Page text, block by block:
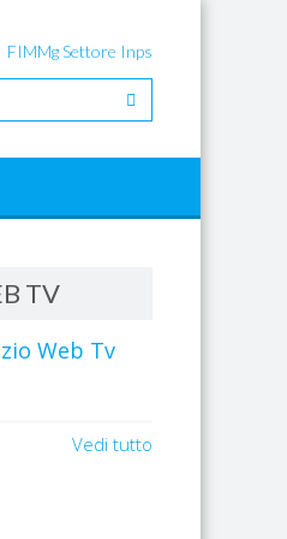
FIMMg Settore Inps
TV
Web Tv
Vedi tutto